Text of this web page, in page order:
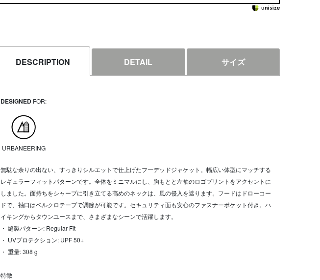
DESCRIPTION DETAIL サイズ
DESIGNED FOR:
URBANEERING
無駄な余りの出ない、すっきりシルエットで仕上げたフーデッドジャケット。幅広い体型にマッチする
レギュラーフィットパターンです。全体をミニマルにし、胸もとと左袖のロゴプリントをアクセントに
しました。面持ちをシャープに引き立てる高めのネックは、風の侵入を遮ります。フードはドローコー
ドで、袖口はベルクロテープで調節が可能です。セキュリティ面も安心のファスナーポケット付き。ハ
イキングからタウンユースまで、さまざまなシーンで活躍します。
・ 縫製パターン: Regular Fit
・ UVプロテクション: UPF 50+
・ 重量: 308 g
特徴